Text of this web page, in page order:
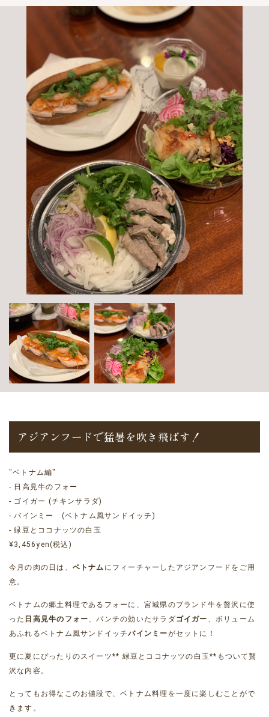
アジアンフードで猛暑を吹き飛ばす！
"ベトナム編"
- 日高見牛のフォー
- ゴイガー (チキンサラダ)
- バインミー (ベトナム風サンドイッチ)
- 緑豆とココナッツの白玉
¥3,456yen(税込)
今月の肉の日は、 ベトナム にフィーチャーしたアジアンフードをご用
意。
ベトナムの郷土料理であるフォーに、宮城県のブランド牛を贅沢に使
った 日高見牛のフォー、パンチの効いたサラダゴイガー 、ボリューム
あふれるベトナム風サンドイッチバインミーがセットに！
更に夏にぴったりのスイーツ** 緑豆とココナッツの白玉**もついて贅
沢な内容。
とってもお得なこのお値段で、ベトナム料理を一度に楽しむことがで
きます。